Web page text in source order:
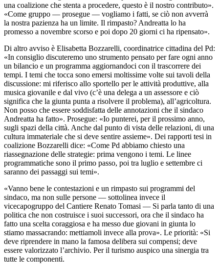
una coalizione che stenta a procedere, questo è il nostro contributo».
«Come gruppo — prosegue — vogliamo i fatti, se ciò non avverrà
la nostra pazienza ha un limite. Il rimpasto? Andreatta lo ha
promesso a novembre scorso e poi dopo 20 giorni ci ha ripensato».
Di altro avviso è Elisabetta Bozzarelli, coordinatrice cittadina del Pd:
«In consiglio discuteremo uno strumento pensato per fare ogni anno
un bilancio e un programma aggiornandoci con il trascorrere dei
tempi. I temi che tocca sono emersi moltissime volte sui tavoli della
discussione: mi riferisco allo sportello per le attività produttive, alla
musica giovanile e dal vivo (c’è una delega a un assessore e ciò
significa che la giunta punta a risolvere il problema), all’agricoltura.
Non posso che essere soddisfatta delle annotazioni che il sindaco
Andreatta ha fatto». Prosegue: «Io punterei, per il prossimo anno,
sugli spazi della città. Anche dal punto di vista delle relazioni, di una
cultura immateriale che si deve sentire assieme». Dei rapporti tesi in
coalizione Bozzarelli dice: «Come Pd abbiamo chiesto una
riassegnazione delle strategie: prima vengono i temi. Le linee
programmatiche sono il primo passo, poi tra luglio e settembre ci
saranno dei passaggi sui temi».
«Vanno bene le contestazioni e un rimpasto sui programmi del
sindaco, ma non sulle persone — sottolinea invece il
vicecapogruppo del Cantiere Renato Tomasi — Si parla tanto di una
politica che non costruisce i suoi successori, ora che il sindaco ha
fatto una scelta coraggiosa e ha messo due giovani in giunta lo
stiamo massacrando: mettiamoli invece alla prova». Le priorità: «Si
deve riprendere in mano la famosa delibera sui compensi; deve
essere valorizzato l’archivio. Per il turismo auspico una sinergia tra
tutte le componenti.